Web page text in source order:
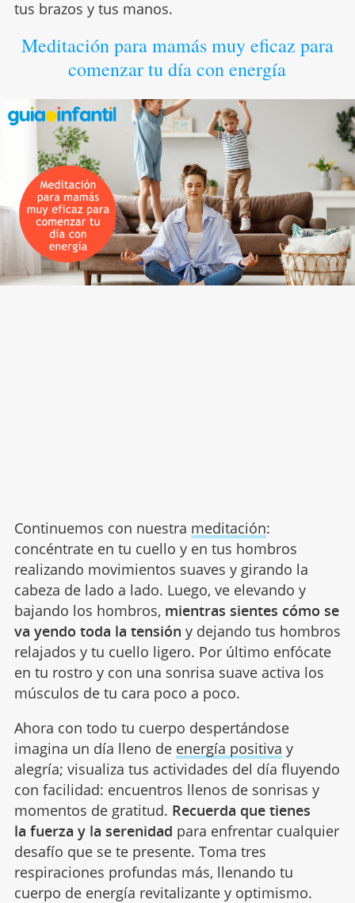
tus brazos y tus manos.
Meditación para mamás muy eficaz para
comenzar tu día con energía
Continuemos con nuestra meditación:
concéntrate en tu cuello y en tus hombros
realizando movimientos suaves y girando la
cabeza de lado a lado. Luego, ve elevando y
bajando los hombros, mientras sientes cómo se
va yendo toda la tensión y dejando tus hombros
relajados y tu cuello ligero. Por último enfócate
en tu rostro y con una sonrisa suave activa los
músculos de tu cara poco a poco.
Ahora con todo tu cuerpo despertándose
imagina un día lleno de energía positiva y
alegría; visualiza tus actividades del día fluyendo
con facilidad: encuentros llenos de sonrisas y
momentos de gratitud. Recuerda que tienes
la fuerza y la serenidad para enfrentar cualquier
desafío que se te presente. Toma tres
respiraciones profundas más, llenando tu
cuerpo de energía revitalizante y optimismo.